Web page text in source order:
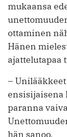
mukaansa
ottaminen
Hänen
ajattelutapaa
–
ensisijaisena
paranna
hän sanoo.